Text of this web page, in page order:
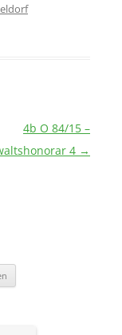
4b O 84/15 –
4 →